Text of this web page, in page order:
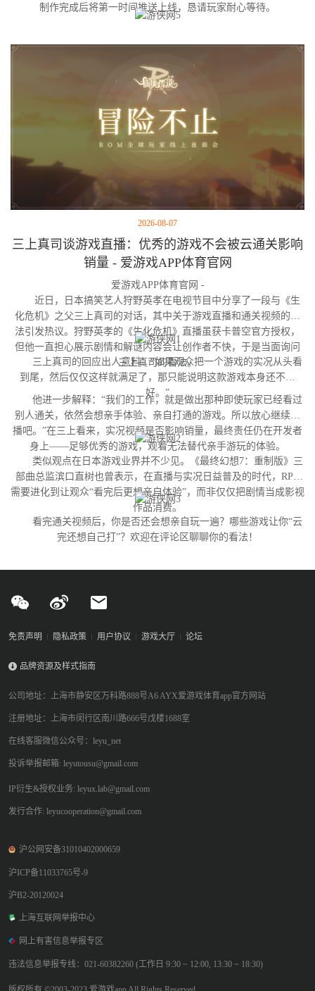
制作完成后将第一时间推送上线，恳请玩家耐心等待。
2026-08-07
三上真司谈游戏直播：优秀的游戏不会被云通关影响
销量 - 爱游戏APP体育官网
爱游戏APP体育官网 -
近日，日本搞笑艺人狩野英孝在电视节目中分享了一段与《生
化危机》之父三上真司的对话，其中关于游戏直播和通关视频的看
法引发热议。狩野英孝的《生化危机》直播虽获卡普空官方授权，
但他一直担心展示剧情和解谜内容会让创作者不快，于是当面询问
三上真司的看法。
三上真司的回应出人意料：“如果观众把一个游戏的实况从头看
到尾，然后仅仅这样就满足了，那只能说明这款游戏本身还不够
好。”
他进一步解释：“我们的工作，就是做出那种即使玩家已经看过
别人通关，依然会想亲手体验、亲自打通的游戏。所以放心继续直
播吧。”在三上看来，实况视频是否影响销量，最终责任仍在开发者
身上——足够优秀的游戏，观看无法替代亲手游玩的体验。
类似观点在日本游戏业界并不少见。《最终幻想7：重制版》三
部曲总监滨口直树也曾表示，在直播与实况日益普及的时代，RPG
需要进化到让观众“看完后更想亲自体验”，而非仅仅把剧情当成影视
作品消费。
看完通关视频后，你是否还会想亲自玩一遍？哪些游戏让你“云
完还想自己打”？欢迎在评论区聊聊你的看法！
免责声明 隐私政策 用户协议 游戏大厅 论坛
品牌资源及样式指南
公司地址：上海市静安区万科路888号A6 AYX爱游戏体育app官方网站
注册地址：上海市闵行区南川路666号戊楼1688室
在线客服微信公众号：leyu_net
投诉举报邮箱: leyutousu@gmail.com
IP衍生&授权业务: leyux.lab@gmail.com
发行合作: leyucooperation@gmail.com
沪公网安备31010402000659
沪ICP备11033765号-9
沪B2-20120024
上海互联网举报中心
网上有害信息举报专区
违法信息举报专线：021-60382260 (工作日 9:30 ~ 12:00, 13:30 ~ 18:30)